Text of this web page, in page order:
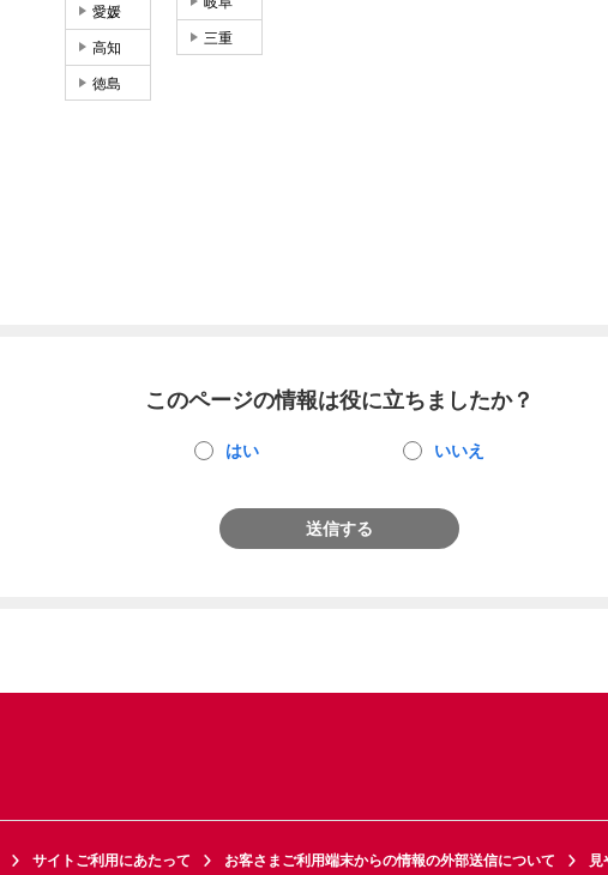
三重
愛媛
高知
徳島
このページの情報は役に立ちましたか？
はい いいえ
送信する
サイトご利用にあたって お客さまご利用端末からの情報の外部送信について 見